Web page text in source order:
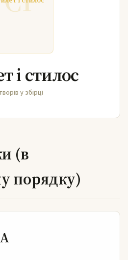
і стилос
у збірці
(в
порядку)
POETICA